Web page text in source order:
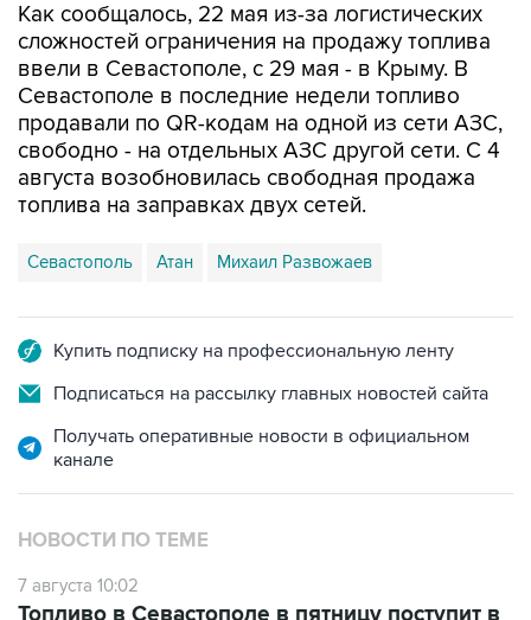
Как сообщалось, 22 мая из-за логистических
сложностей ограничения на продажу топлива
ввели в Севастополе, с 29 мая - в Крыму. В
Севастополе в последние недели топливо
продавали по QR-кодам на одной из сети АЗС,
свободно - на отдельных АЗС другой сети. С 4
августа возобновилась свободная продажа
топлива на заправках двух сетей.
Севастополь Атан Михаил Развожаев
Купить подписку на профессиональную ленту
Подписаться на рассылку главных новостей сайта
Получать оперативные новости в официальном
канале
НОВОСТИ ПО ТЕМЕ
7 августа 10:02